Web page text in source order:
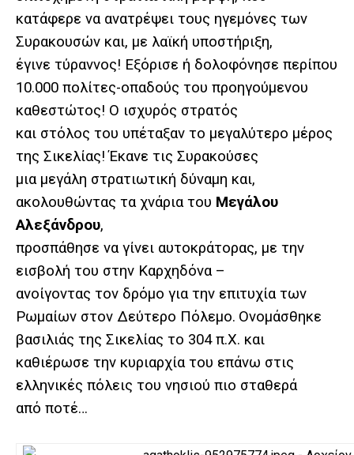
κατάφερε να ανατρέψει τους ηγεμόνες των
Συρακουσών και, με λαϊκή υποστήριξη,
έγινε τύραννος! Εξόρισε ή δολοφόνησε περίπου
10.000 πολίτες-οπαδούς του προηγούμενου
καθεστώτος! Ο ισχυρός στρατός
και στόλος του υπέταξαν το μεγαλύτερο μέρος
της Σικελίας! Έκανε τις Συρακούσες
μια μεγάλη στρατιωτική δύναμη και,
ακολουθώντας τα χνάρια του Μεγάλου
Αλεξάνδρου,
προσπάθησε να γίνει αυτοκράτορας, με την
εισβολή του στην Καρχηδόνα –
ανοίγοντας τον δρόμο για την επιτυχία των
Ρωμαίων στον Δεύτερο Πόλεμο. Ονομάσθηκε
βασιλιάς της Σικελίας το 304 π.Χ. και
καθιέρωσε την κυριαρχία του επάνω στις
ελληνικές πόλεις του νησιού πιο σταθερά
από ποτέ…